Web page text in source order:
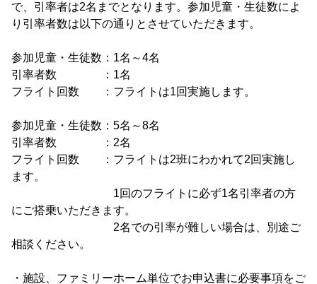
で、引率者は2名までとなります。参加児童・生徒数によ
り引率者数は以下の通りとさせていただきます。
参加児童・生徒数：1名～4名
引率者数 ：1名
フライト回数 ：フライトは1回実施します。
参加児童・生徒数：5名～8名
引率者数 ：2名
フライト回数 ：フライトは2班にわかれて2回実施し
ます。
1回のフライトに必ず1名引率者の方
にご搭乗いただきます。
2名での引率が難しい場合は、別途ご
相談ください。
・施設、ファミリーホーム単位でお申込書に必要事項をご